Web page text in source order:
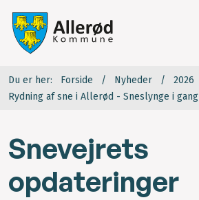
Du er her: Forside Nyheder 2026
Rydning af sne i Allerød - Sneslynge i gang
Snevejrets
opdateringer